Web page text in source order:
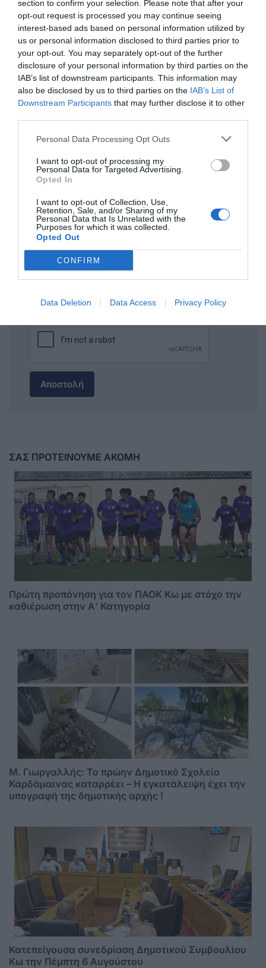
section to confirm your selection. Please note that after your
opt-out request is processed you may continue seeing
interest-based ads based on personal information utilized by
us or personal information disclosed to third parties prior to
your opt-out. You may separately opt-out of the further
disclosure of your personal information by third parties on the
IAB’s list of downstream participants. This information may
also be disclosed by us to third parties on the IAB’s List of
Downstream Participants that may further disclose it to other
Personal Data Processing Opt Outs
I want to opt-out of processing my
Personal Data for Targeted Advertising.
Opted In
I want to opt-out of Collection, Use,
Retention, Sale, and/or Sharing of my
Personal Data that Is Unrelated with the
Purposes for which it was collected.
Opted Out
CONFIRM
Data Deletion Data Access Privacy Policy
Σχόλια 0
Πρόσθεσε ένα σχόλιο
ΟΝΟΜΑ
ΤΙΤΛΟΣ
ΣΧΟΛΙΟ
Αποστολή
ΣΑΣ ΠΡΟΤΕΙΝΟΥΜΕ ΑΚΟΜΗ
Πρώτη προπόνηση για τον ΠΑΟΚ Κω με στόχο την
καθιέρωση στην Α’ Κατηγορία
M. Γιωργαλλής: Το πρώην Δημοτικό Σχολείο
Καρδάμαινας καταρρέει – Η εγκατάλειψη έχει την
υπογραφή της δημοτικής αρχής !
Κατεπείγουσα συνεδρίαση Δημοτικού Συμβουλίου
Κω την Πέμπτη 6 Αυγούστου